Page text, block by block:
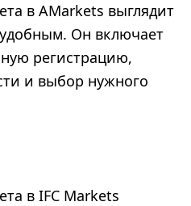
в AMarkets выглядит
Он включает
регистрацию,
и выбор нужного
в IFC Markets